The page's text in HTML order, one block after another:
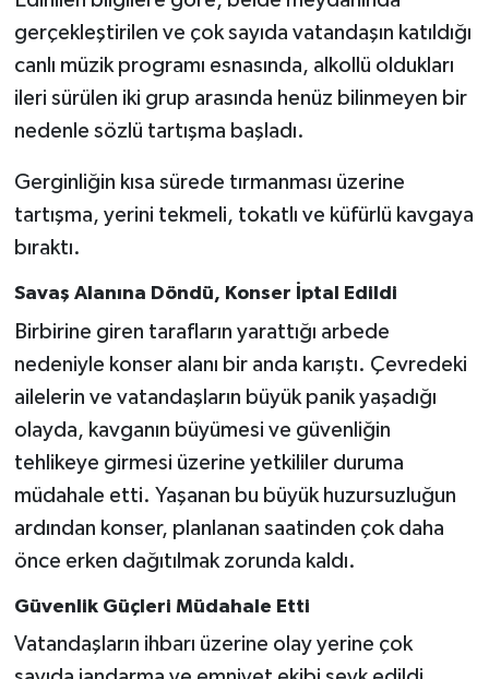
gerçekleştirilen ve çok sayıda vatandaşın katıldığı
canlı müzik programı esnasında, alkollü oldukları
ileri sürülen iki grup arasında henüz bilinmeyen bir
nedenle sözlü tartışma başladı.
Gerginliğin kısa sürede tırmanması üzerine
tartışma, yerini tekmeli, tokatlı ve küfürlü kavgaya
bıraktı.
Savaş Alanına Döndü, Konser İptal Edildi
Birbirine giren tarafların yarattığı arbede
nedeniyle konser alanı bir anda karıştı. Çevredeki
ailelerin ve vatandaşların büyük panik yaşadığı
olayda, kavganın büyümesi ve güvenliğin
tehlikeye girmesi üzerine yetkililer duruma
müdahale etti. Yaşanan bu büyük huzursuzluğun
ardından konser, planlanan saatinden çok daha
önce erken dağıtılmak zorunda kaldı.
Güvenlik Güçleri Müdahale Etti
Vatandaşların ihbarı üzerine olay yerine çok
MAGAZİN
Politika
Resmi İlan
Röportaj
Sağlık
SİYASET
Spor
Ulusal
Yaşam